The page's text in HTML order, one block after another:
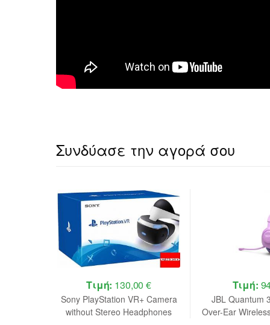
Συνδύασε την αγορά σου
Τιμή: 130,00 €
Sony PlayStation VR+ Camera
without Stereo Headphones
Τιμή:
JBL Quantum
Over-Ear